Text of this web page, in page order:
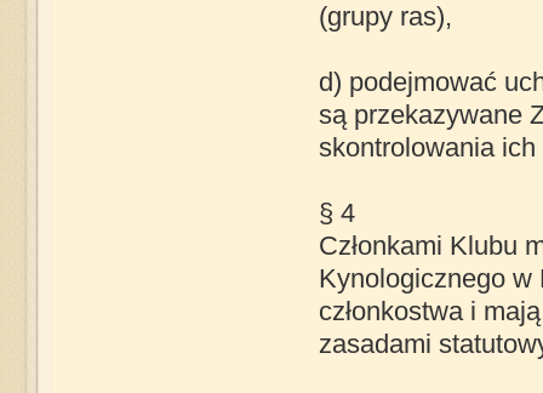
(grupy ras),
d) podejmować
są przekazywane
skontrolowania
§ 4
Członkami Klubu
Kynologicznego w
członkostwa i
zasadami